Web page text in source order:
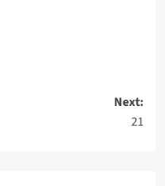
Next:
21